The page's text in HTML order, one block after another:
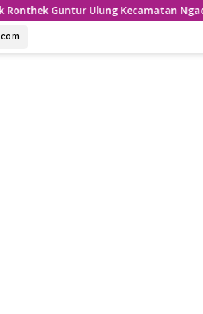
Ulung Kecamatan Ngadirojo